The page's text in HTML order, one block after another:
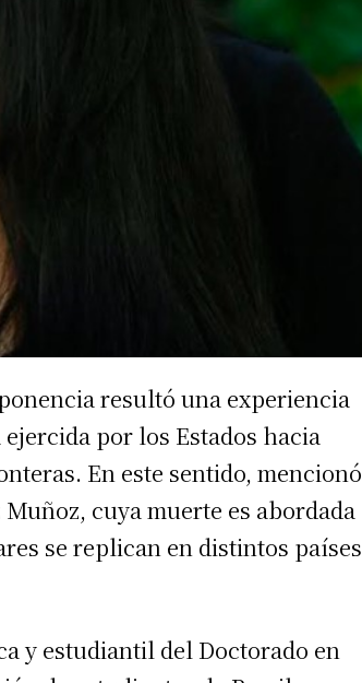
resultó una experiencia
por los Estados hacia
En este sentido, mencionó
cuya muerte es abordada
se replican en distintos países
y estudiantil del Doctorado en